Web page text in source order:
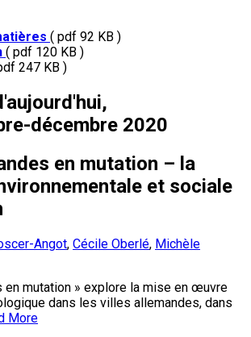
( pdf 92 KB )
( pdf 120 KB )
247 KB )
décembre 2020
en mutation – la
et sociale
Angot, Cécile Oberlé, Michèle
en mutation » explore la mise en œuvre
dans les villes allemandes, dans
More